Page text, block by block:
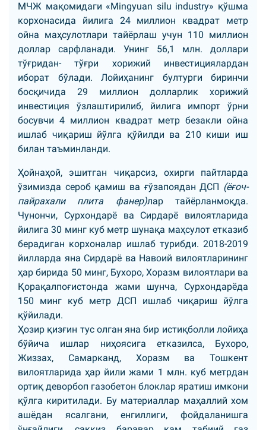
МЧЖ мақомидаги «Mingyuan silu industry» қўшма
корхонасида йилига 24 миллион квадрат метр
ойна маҳсулотлари тайёрлаш учун 110 миллион
доллар сарфланади. Унинг 56,1 млн. доллари
тўғридан- тўғри хорижий инвестициялардан
иборат бўлади. Лойиҳанинг бултурги биринчи
босқичида 29 миллион долларлик хорижий
инвестиция ўзлаштирилиб, йилига импорт ўрни
босувчи 4 миллион квадрат метр безакли ойна
ишлаб чиқариш йўлга қўйилди ва 210 киши иш
билан таъминланди.
Ҳойнаҳой, эшитган чиқарсиз, охирги пайтларда
ўзимизда сероб қамиш ва ғўзапоядан ДСП (ёғоч-
пайрахали плита фанер)лар тайёрланмоқда.
Чунончи, Сурхондарё ва Сирдарё вилоятларида
йилига 30 минг куб метр шунақа маҳсулот етказиб
берадиган корхоналар ишлаб турибди. 2018-2019
йилларда яна Сирдарё ва Навоий вилоятларининг
ҳар бирида 50 минг, Бухоро, Хоразм вилоятлари ва
Қорақалпоғистонда жами шунча, Сурхондарёда
150 минг куб метр ДСП ишлаб чиқариш йўлга
қўйилади.
Ҳозир қизғин тус олган яна бир истиқболли лойиҳа
бўйича ишлар ниҳоясига етказилса, Бухоро,
Жиззах, Самарканд, Хоразм ва Тошкент
вилоятларида ҳар йили жами 1 млн. куб метрдан
ортиқ деворбоп газобетон блоклар яратиш имкони
қўлга киритилади. Бу материаллар маҳаллий хом
ашёдан ясалгани, енгиллиги, фойдаланишга